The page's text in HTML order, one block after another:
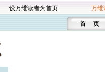
设万维读者为首页 万维
首 页